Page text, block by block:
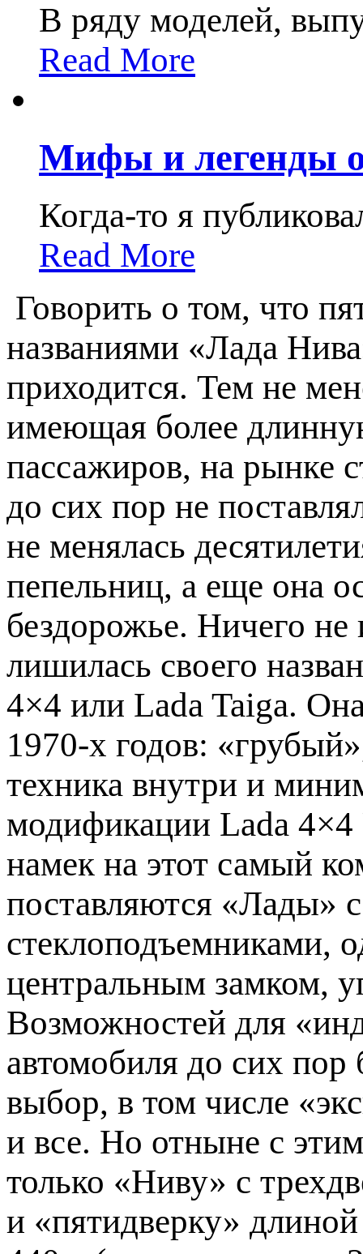
В ряду моделей,
Read More
Мифы и легенды
Когда-то я
Read More
Говорить о том, что
названиями «Лада
приходится. Тем не
имеющая более
пассажиров, на рынке
до сих пор не
не менялась
пепельниц, а еще она
бездорожье. Ничего не
лишилась своего
4×4 или Lada Taiga.
1970-х годов:
техника внутри и
модификации Lada
намек на этот самый
поставляются «Лады»
стеклоподъемниками,
центральным замком,
Возможностей для
автомобиля до сих пор
выбор, в том числе
и все. Но отныне с
только «Ниву» с
и «пятидверку»